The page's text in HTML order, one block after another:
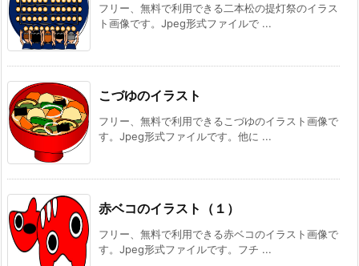
フリー、無料で利用できる二本松の提灯祭のイラス
ト画像です。Jpeg形式ファイルで ...
こづゆのイラスト
フリー、無料で利用できるこづゆのイラスト画像で
す。Jpeg形式ファイルです。他に ...
赤ベコのイラスト（１）
フリー、無料で利用できる赤ベコのイラスト画像で
す。Jpeg形式ファイルです。フチ ...